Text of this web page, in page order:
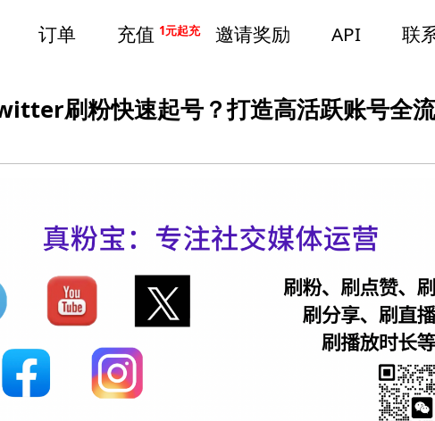
订单 充值 1元起充 邀请奖励 API 联
刷粉快速起号？打造高活跃账号全